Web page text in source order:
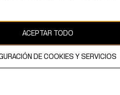
está protegido por copyright y es
ACEPTAR TODO
DE COOKIES Y SERVICIOS